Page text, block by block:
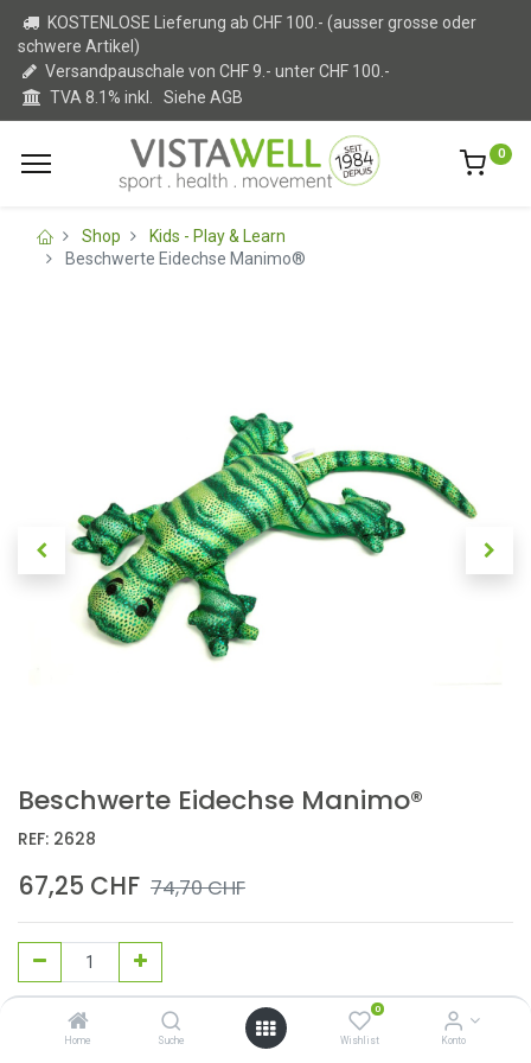
Home Suche
0
Wishlist Konto
KOSTENLOSE Lieferung ab CHF 100.- (ausser grosse oder
schwere Artikel)
Versandpauschale von CHF 9.- unter CHF 100.-
TVA 8.1% inkl. Siehe AGB
0
Shop
Kids - Play & Learn
Beschwerte Eidechse Manimo®
Beschwerte Eidechse Manimo®
REF: 2628
67,25 CHF 74,70CHF
In den Warenkorb